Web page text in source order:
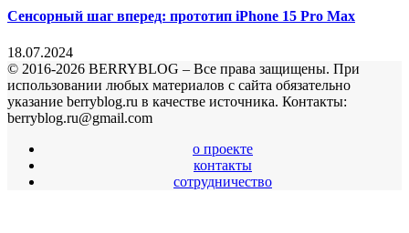
Сенсорный шаг вперед: прототип iPhone 15 Pro Max
18.07.2024
© 2016-2026 BERRYBLOG – Все права защищены. При
использовании любых материалов с сайта обязательно
указание berryblog.ru в качестве источника. Контакты:
berryblog.ru@gmail.com
о проекте
контакты
сотрудничество